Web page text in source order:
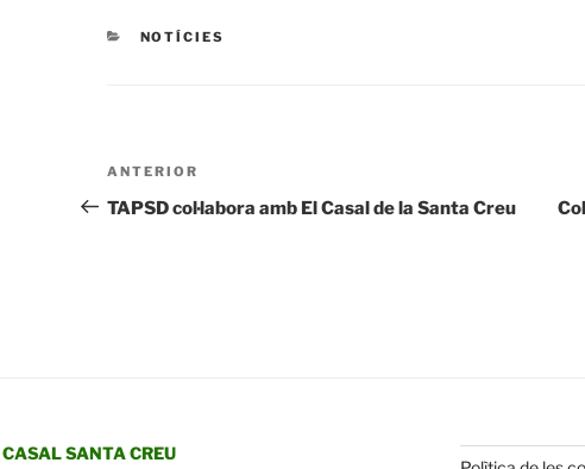
CATEGORIES
NOTÍCIES
Navegació
d'entrades
Entrada
anterior
ANTERIOR
TAPSD col·labora amb El Casal de la Santa Creu
CASAL SANTA CREU